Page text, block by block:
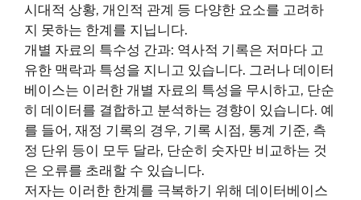
시대적 상황, 개인적 관계 등 다양한 요소를 고려하
지 못하는 한계를 지닙니다.
개별 자료의 특수성 간과: 역사적 기록은 저마다 고
유한 맥락과 특성을 지니고 있습니다. 그러나 데이터
베이스는 이러한 개별 자료의 특성을 무시하고, 단순
히 데이터를 결합하고 분석하는 경향이 있습니다. 예
를 들어, 재정 기록의 경우, 기록 시점, 통계 기준, 측
정 단위 등이 모두 달라, 단순히 숫자만 비교하는 것
은 오류를 초래할 수 있습니다.
저자는 이러한 한계를 극복하기 위해 데이터베이스